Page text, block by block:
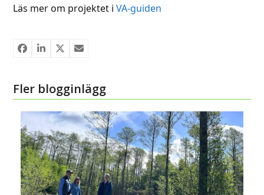
Läs mer om projektet iVA-guiden
Fler blogginlägg